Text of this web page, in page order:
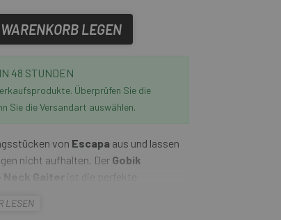
LEGEN
48 STUNDEN
Überprüfen Sie die
Sie die Versandart auswählen.
von Escapa aus und lassen
nicht aufhalten. Der Gobik
Gaiter
ist die perfekte
natürlichen Eigenschaften dieses
LESEN